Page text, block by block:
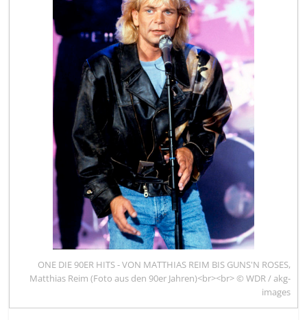
ONE DIE 90ER HITS - VON MATTHIAS REIM BIS GUNS'N ROSES,
Matthias Reim (Foto aus den 90er Jahren)<br><br> © WDR / akg-
images